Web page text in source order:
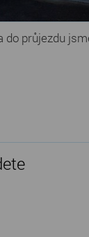
do průjezdu